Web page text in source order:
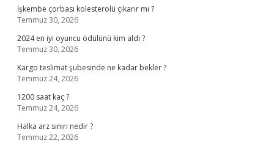
İşkembe çorbası kolesterolü çıkarır mı ?
Temmuz 30, 2026
2024 en iyi oyuncu ödülünü kim aldı ?
Temmuz 30, 2026
Kargo teslimat şubesinde ne kadar bekler ?
Temmuz 24, 2026
1200 saat kaç ?
Temmuz 24, 2026
Halka arz sınırı nedir ?
Temmuz 22, 2026